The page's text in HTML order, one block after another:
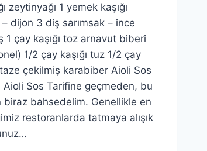
zeytinyağı 1 yemek kaşığı
dijon 3 diş sarımsak – ince
1 çay kaşığı toz arnavut biberi
1/2 çay kaşığı tuz 1/2 çay
taze çekilmiş karabiber Aioli Sos
Aioli Sos Tarifine geçmeden, bu
biraz bahsedelim. Genellikle en
restoranlarda tatmaya alışık